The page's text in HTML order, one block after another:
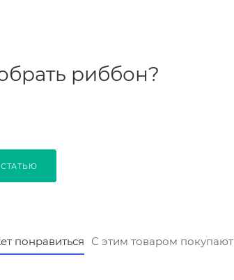
риббон?
понравиться С этим товаром покупают